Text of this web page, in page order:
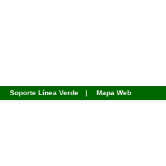
Soporte Línea Verde | Mapa Web